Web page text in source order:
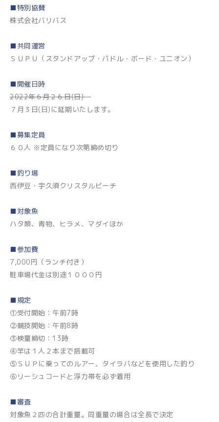
■特別協賛
株式会社バリバス
■共同運営
ＳＵＰＵ（スタンドアップ・パドル・ボード・ユニオン）
■開催日時
2022年６月２６日(日)
７月３日(日)に延期いたします。
■募集定員
６０人 ※定員になり次第締め切り
■釣り場
西伊豆・宇久須クリスタルビーチ
■対象魚
ハタ類、青物、ヒラメ、マダイほか
■参加費
7,000円（ランチ付き）
駐車場代金は別途１０００円
■規定
①受付開始：午前7時
②競技開始：午前8時
③検量締切：13時
④竿は１人２本まで搭載可
⑤ＳＵＰに乗ってのルアー、タイラバなどを使用した釣り
⑥リーシュコードと浮力帯を必ず着用
■審査
対象魚２匹の合計重量。同重量の場合は全長で決定